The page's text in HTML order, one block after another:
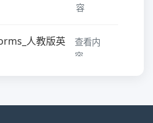
容
人教版英
查看内
容
看